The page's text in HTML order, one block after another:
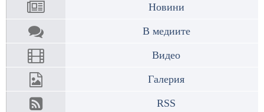
Новини
В медиите
Видео
Галерия
RSS